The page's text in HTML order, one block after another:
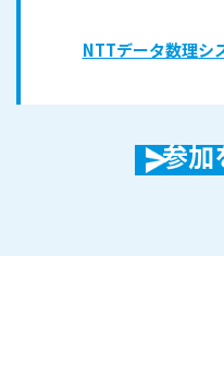
NTTデータ数理シ
参加